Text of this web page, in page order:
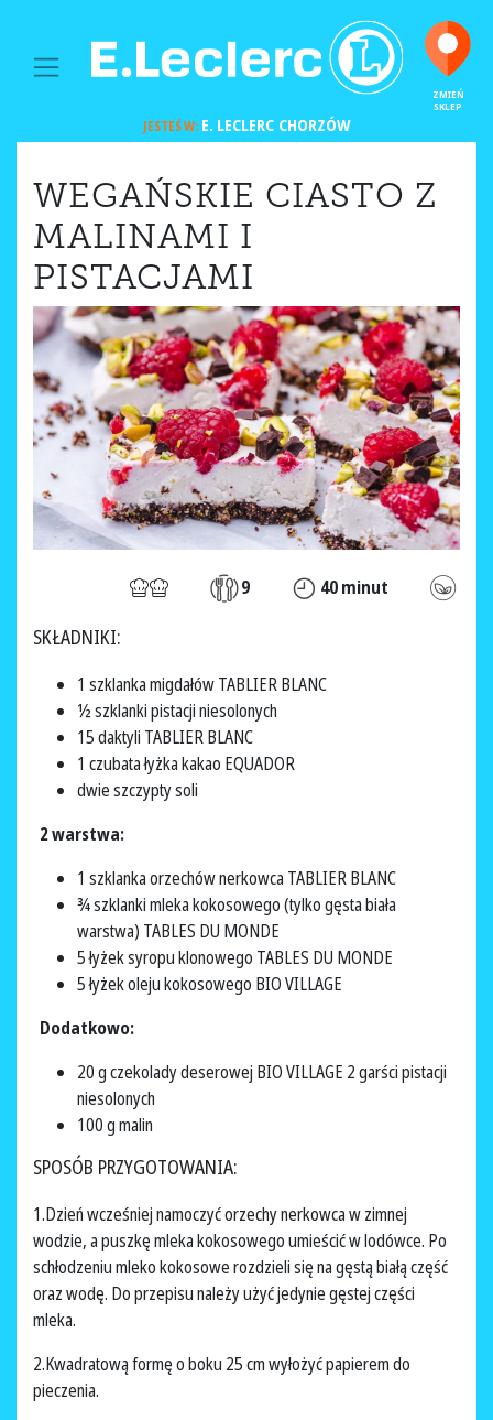
MAIN NAVIGATION
ZMIEŃ
SKLEP
JESTEŚ W:E. LECLERC CHORZÓW
WEGAŃSKIE CIASTO Z
MALINAMI I
PISTACJAMI
9 40 minut
SKŁADNIKI:
1 szklanka migdałów TABLIER BLANC
½ szklanki pistacji niesolonych
15 daktyli TABLIER BLANC
1 czubata łyżka kakao EQUADOR
dwie szczypty soli
2 warstwa:
1 szklanka orzechów nerkowca TABLIER BLANC
¾ szklanki mleka kokosowego (tylko gęsta biała
warstwa) TABLES DU MONDE
5 łyżek syropu klonowego TABLES DU MONDE
5 łyżek oleju kokosowego BIO VILLAGE
Dodatkowo:
20 g czekolady deserowej BIO VILLAGE 2 garści pistacji
niesolonych
100 g malin
SPOSÓB PRZYGOTOWANIA:
1.Dzień wcześniej namoczyć orzechy nerkowca w zimnej
wodzie, a puszkę mleka kokosowego umieścić w lodówce. Po
schłodzeniu mleko kokosowe rozdzieli się na gęstą białą część
oraz wodę. Do przepisu należy użyć jedynie gęstej części
mleka.
2.Kwadratową formę o boku 25 cm wyłożyć papierem do
pieczenia.